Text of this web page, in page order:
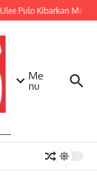
Pulo Kibarkan Merah
Me
nu